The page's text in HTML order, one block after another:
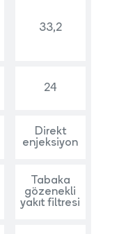
33,2
24
Direkt
enjeksiyon
Tabaka
gözenekli
yakıt filtresi